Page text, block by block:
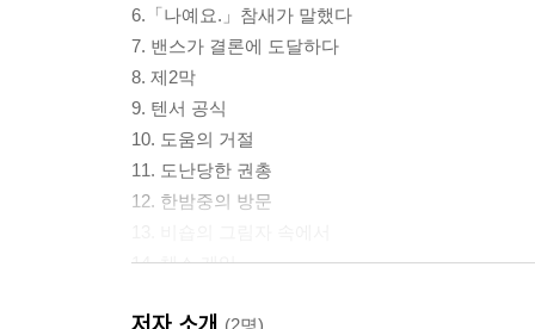
6.「나예요.」참새가 말했다
7. 밴스가 결론에 도달하다
8. 제2막
9. 텐서 공식
10. 도움의 거절
11. 도난당한 권총
12. 한밤중의 방문
14. 체스 게임
16. 제3막
(2명)